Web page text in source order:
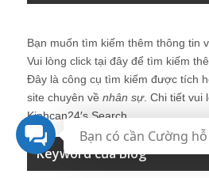
Bạn muốn tìm kiếm thêm thông tin
Vui lòng click tại đây để tìm kiếm
Đây là công cụ tìm kiếm được tích
site chuyên về nhân sự. Chi tiết vui
Kinhcan24′s Search
Keyword của Blog
Bạn có cần Cường